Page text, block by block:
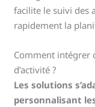
facilite le suivi des
rapidement la
Comment intégrer
d’activité ?
Les solutions
personnalisant